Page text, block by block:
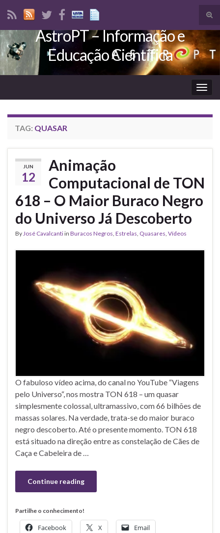
Search for:
AstroPT – Informação e
Educação Científica
TAG: QUASAR
JUN
12
Animação
Computacional de TON
618 – O Maior Buraco Negro
do Universo Já Descoberto
ByJosé Cavalcantiin Buracos Negros, Estrelas, Quasares, Vídeos
O fabuloso vídeo acima, do canal no YouTube “Viagens
pelo Universo“, nos mostra TON 618 – um quasar
simplesmente colossal, ultramassivo, com 66 bilhões de
massas solares. Na verdade, trata-se do maior buraco
negro descoberto. Até o presente momento. TON 618
está situado na direção entre as constelação de Cães de
Caça e Cabeleira de …
Continue reading
Partilhe o conhecimento!
Facebook X Email